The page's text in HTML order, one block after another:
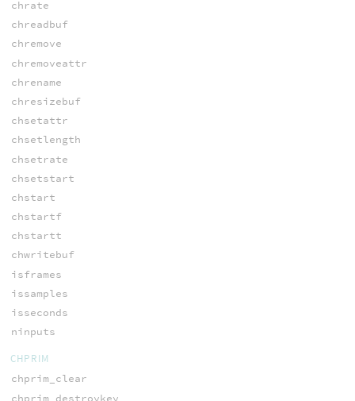
chrate
chreadbuf
chremove
chremoveattr
chrename
chresizebuf
chsetattr
chsetlength
chsetrate
chsetstart
chstart
chstartf
chstartt
chwritebuf
isframes
issamples
isseconds
ninputs
CHPRIM
chprim_clear
chprim_destroykey